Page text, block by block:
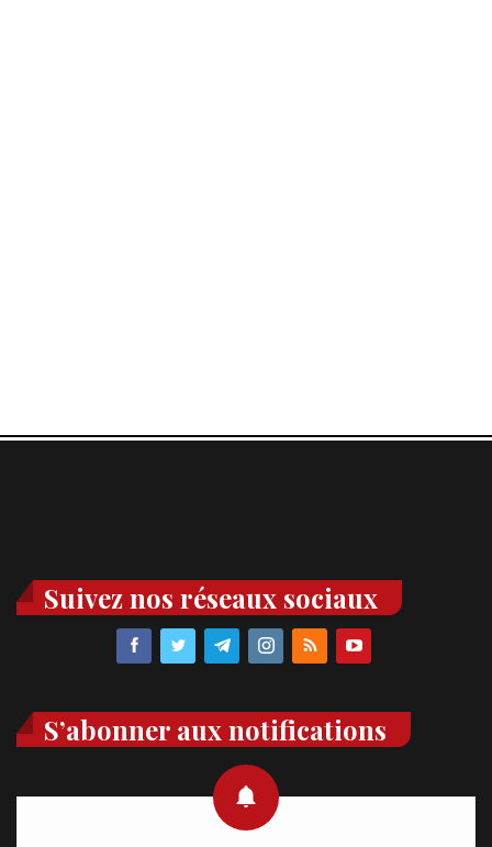
Suivez nos réseaux sociaux
S’abonner aux notifications